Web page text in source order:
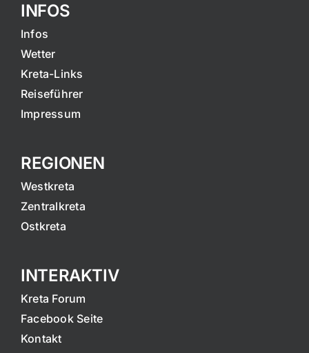
INFOS
Infos
Wetter
Kreta-Links
Reiseführer
Impressum
REGIONEN
Westkreta
Zentralkreta
Ostkreta
INTERAKTIV
Kreta Forum
Facebook Seite
Kontakt